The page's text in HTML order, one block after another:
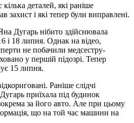
кілька деталей, які раніше
захист і які тепер були виправлені.
Дугарь нібито здійснювала
і 18 липня. Однак на відео,
не побачили медсестру-
у першій підозрі. Тепер
15 липня.
Раніше слідчі
приїхала під будинок
за його авто. Але при цьому
що на той час машини на